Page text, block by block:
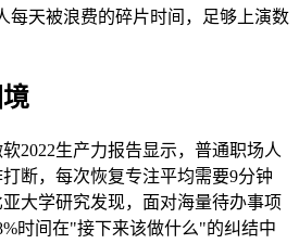
天被浪费的碎片时间，足够上演数
软2022生产力报告显示，普通职场人
打断，每次恢复专注平均需要9分钟
亚大学研究发现，面对海量待办事项
时间在"接下来该做什么"的纠结中